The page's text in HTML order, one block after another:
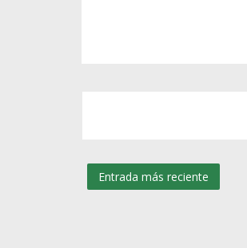
Entrada más reciente